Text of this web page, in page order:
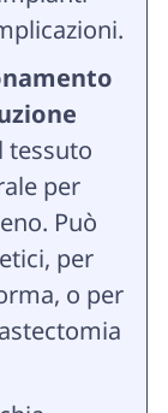
tessuto
per
Può
per
o per